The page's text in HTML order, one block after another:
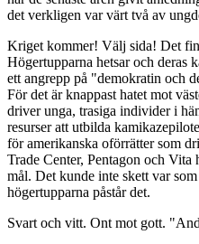
det verkligen var värt två av
Kriget kommer! Välj sida! Det
Högertupparna hetsar och deras
ett angrepp på "demokratin och
För det är knappast hatet mot
driver unga, trasiga individer i
resurser att utbilda
för amerikanska oförrätter som
Trade Center, Pentagon och
mål. Det kunde inte skett var
högertupparna påstår det.
Svart och vitt. Ont mot gott.